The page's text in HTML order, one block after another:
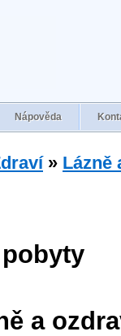
Nápověda
» Lázně
a